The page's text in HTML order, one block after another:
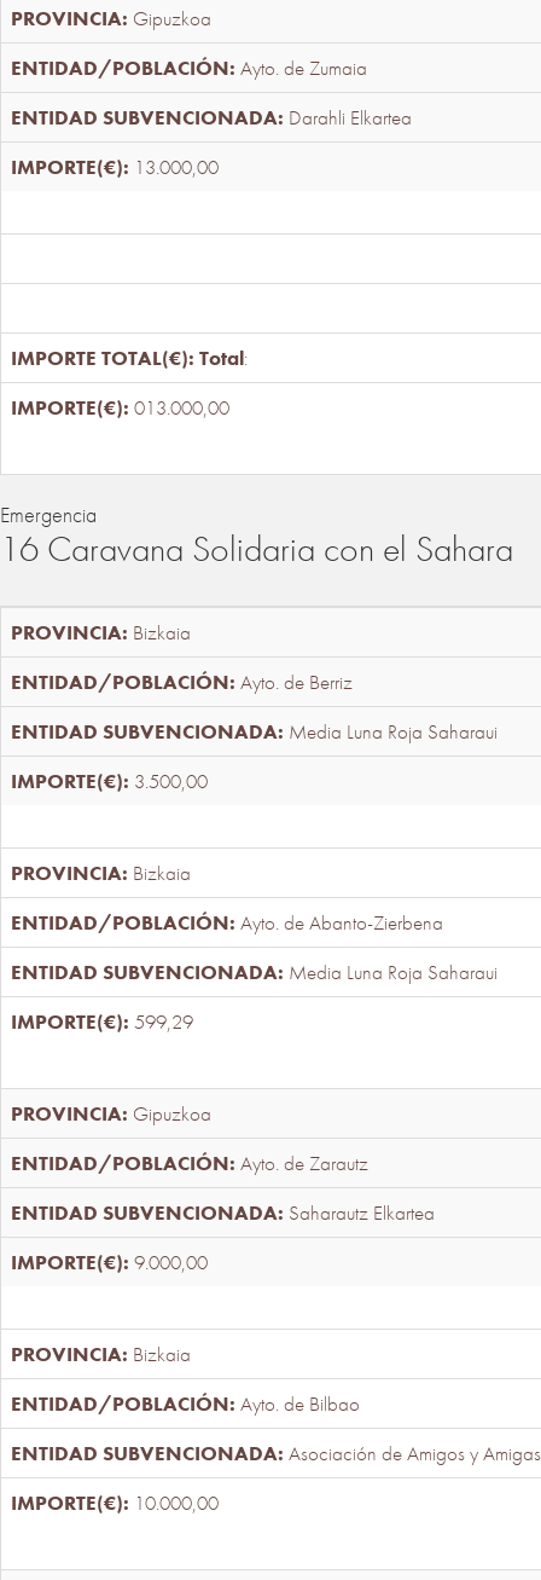
Gipuzkoa
Ayto. de Zumaia
Darahli Elkartea
13.000,00
Total:
013.000,00
Emergencia
16 Caravana Solidaria con el Sahara
Bizkaia
Ayto. de Berriz
Media Luna Roja Saharaui
3.500,00
Bizkaia
Ayto. de Abanto-Zierbena
Media Luna Roja Saharaui
599,29
Gipuzkoa
Ayto. de Zarautz
Saharautz Elkartea
9.000,00
Bizkaia
Ayto. de Bilbao
Asociación de Amigos y
10.000,00